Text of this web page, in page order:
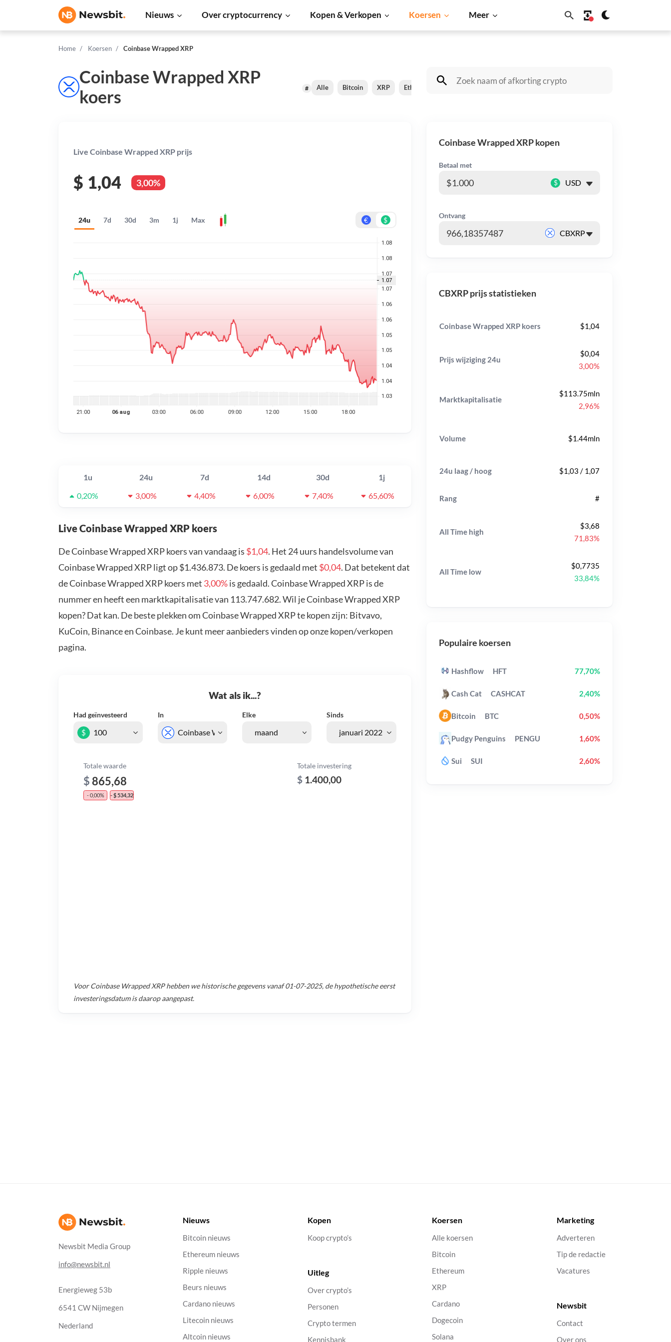
Nieuws Over cryptocurrency Kopen & Verkopen Koersen Meer
Home Koersen Coinbase Wrapped XRP
Coinbase Wrapped XRP
koers
# Alle Bitcoin XRP Ethereum Cardano Dogecoin
Live Coinbase Wrapped XRP prijs
$ 1,04 3,00%
24u 7d 30d 3m 1j Max € $
1u 24u 7d 14d 30d
1j
0,20%
3,00% 4,40% 6,00% 7,40% 65,60%
Live Coinbase Wrapped XRP koers
De Coinbase Wrapped XRP koers van vandaag is $1,04. Het 24 uurs handelsvolume van
Coinbase Wrapped XRP ligt op $1.436.873. De koers is gedaald met $0,04. Dat betekent dat
de Coinbase Wrapped XRP koers met 3,00%is gedaald. Coinbase Wrapped XRP is de
nummer en heeft een marktkapitalisatie van 113.747.682. Wil je Coinbase Wrapped XRP
kopen? Dat kan. De beste plekken om Coinbase Wrapped XRP te kopen zijn: Bitvavo,
KuCoin, Binance en Coinbase. Je kunt meer aanbieders vinden op onze kopen/verkopen
pagina.
Wat als ik...?
Had geïnvesteerd In Elke Sinds
$
Totale waarde
$ 865,68
- 0,00% - $ 534,32
Totale investering
$ 1.400,00
VoorCoinbase Wrapped XRPhebben we historische gegevens vanaf01-07-2025, de hypothetische eerst
investeringsdatum is daarop aangepast.
Coinbase Wrapped XRP kopen
Betaal met
$
Ontvang
CBXRP prijs statistieken
Coinbase Wrapped XRP koers $1,04
Prijs wijziging 24u
$0,04
3,00%
Marktkapitalisatie
$113.75mln
2,96%
Volume $1.44mln
24u laag / hoog $1,03 / 1,07
Rang #
All Time high
$3,68
71,83%
All Time low
$0,7735
33,84%
Populaire koersen
Hashflow HFT 77,70%
Cash Cat CASHCAT 2,40%
Bitcoin BTC 0,50%
Pudgy Penguins PENGU 1,60%
Sui SUI 2,60%
Newsbit Media Group
info@newsbit.nl
Energieweg 53b
6541 CW Nijmegen
Nederland
Nieuws
Bitcoin nieuws
Ethereum nieuws
Ripple nieuws
Beurs nieuws
Cardano nieuws
Litecoin nieuws
Altcoin nieuws
Kopen
Koop crypto’s
Uitleg
Over crypto’s
Personen
Crypto termen
Kennisbank
Koersen
Alle koersen
Bitcoin
Ethereum
XRP
Cardano
Dogecoin
Solana
Marketing
Adverteren
Tip de redactie
Vacatures
Newsbit
Contact
Over ons